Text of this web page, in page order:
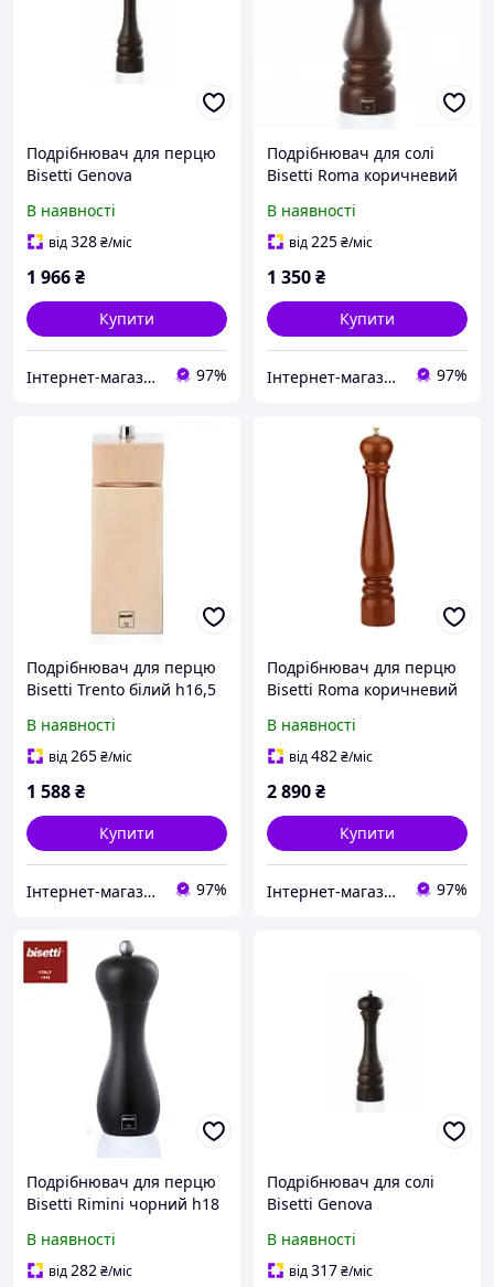
Подрібнювач для перцю
Bisetti Genova
(5152T) з швидкою
доставкою по Україні
В наявності
від328₴/міс
1 966₴
Купити
Інтернет-магазин"FANTIKI" 97%
Подрібнювач для солі
Bisetti Roma коричневий
швидкою доставкою по
Україні
В наявності
від225₴/міс
1 350₴
Купити
Інтернет-магазин"FANTIKI" 97%
Подрібнювач для перцю
Bisetti Trento білий h16,5
доставкою по Україні
В наявності
від265₴/міс
1 588₴
Купити
Інтернет-магазин"FANTIKI" 97%
Подрібнювач для перцю
Bisetti Roma коричневий
доставкою по Україні
В наявності
від482₴/міс
2 890₴
Купити
Інтернет-магазин"FANTIKI" 97%
Подрібнювач для перцю
Bisetti Rimini чорний h18
доставкою по Україні
В наявності
від282₴/міс
Подрібнювач для солі
Bisetti Genova
(5152MST) з швидкою
доставкою по Україні
В наявності
від317₴/міс